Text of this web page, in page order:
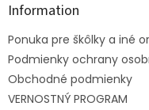
Information
Ponuka pre škôlky a iné
Podmienky ochrany
Obchodné podmienky
VERNOSTNÝ PROGRAM